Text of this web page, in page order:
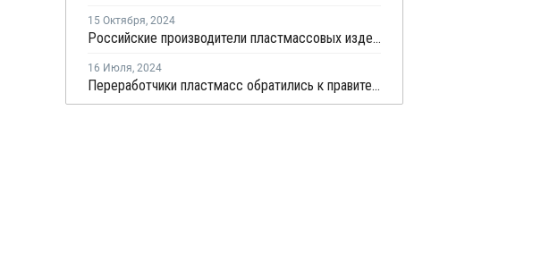
15 Октября, 2024
Российские производители пластмассовых изделий готовы перерабатывать все выпускаемые в стране полимеры
16 Июля, 2024
Переработчики пластмасс обратились к правительству с просьбой скорректировать требования к экосбору